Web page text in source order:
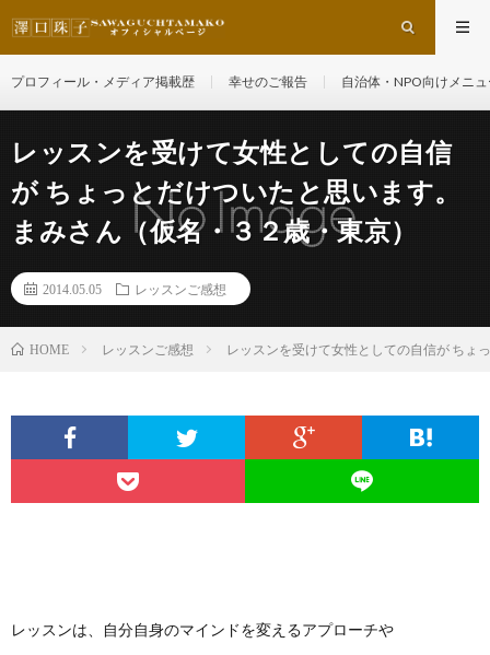
プロフィール・メディア掲載歴 幸せのご報告 自治体・NPO向けメニ
レッスンを受けて女性としての自信
が ちょっとだけついたと思います。
まみさん（仮名・３２歳・東京）
2014.05.05 レッスンご感想
HOME レッスンご感想 レッスンを受けて女性としての自信が ちょ
レッスンは、自分自身のマインドを変えるアプローチや